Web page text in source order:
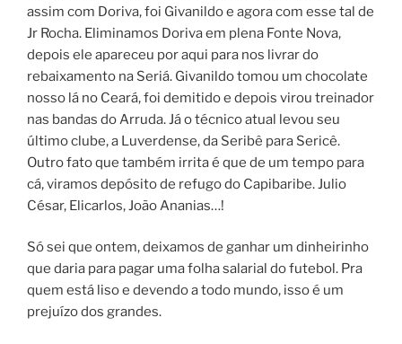
assim com Doriva, foi Givanildo e agora com esse tal de
Jr Rocha. Eliminamos Doriva em plena Fonte Nova,
depois ele apareceu por aqui para nos livrar do
rebaixamento na Seriá. Givanildo tomou um chocolate
nosso lá no Ceará, foi demitido e depois virou treinador
nas bandas do Arruda. Já o técnico atual levou seu
último clube, a Luverdense, da Seribê para Sericê.
Outro fato que também irrita é que de um tempo para
cá, viramos depósito de refugo do Capibaribe. Julio
César, Elicarlos, João Ananias…!
Só sei que ontem, deixamos de ganhar um dinheirinho
que daria para pagar uma folha salarial do futebol. Pra
quem está liso e devendo a todo mundo, isso é um
prejuízo dos grandes.